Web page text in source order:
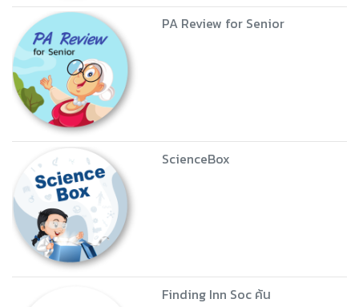
PA Review for Senior
ScienceBox
Finding Inn Soc ค้น